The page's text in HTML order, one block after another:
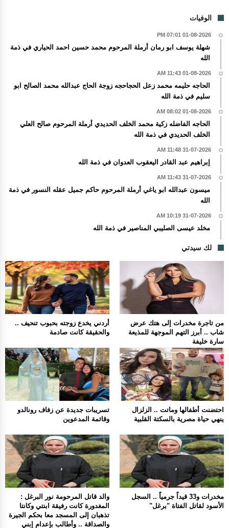
الوفيات
01-08-2026 07:01 PM
شهلة يوسف ابو رمان أرملة المرحوم محمد حسين احمد الحياري في ذمة
الله
01-08-2026 11:43 AM
الحاجه حليمه محمد زعل الحجاحجه زوجة الحاج عبدالله محمد الصالح ابو
سليم في ذمة الله
01-08-2026 08:02 AM
الحاجه الفاضله زكية محمد الخلف الحديدي أرملة المرحوم صالح العلي
الخلف الحديدي في ذمة الله
31-07-2026 11:48 AM
إبراهيم عبد القادر اليعقوب العدوان في ذمة الله
31-07-2026 11:43 AM
ميسون عبدالله ابو ياغي أرملة المرحوم حاكم جميل عقله النسور في ذمة
الله
31-07-2026 10:19 AM
مخلد عيسى الصليبي المناصير في ذمة الله
لك سيدتي
أردني يخدع زوجته بحبوب تنحيف ..
والحقيقة كانت صادمة
من تاجرة مخدرات إلى هتك عرض
شاب .. أبرز التهم الموجهة للمذيعة
سارة خليفة
تسريبات جديدة عن زفاف رونالدو
وقائمة المدعوين
احتضنت أطفالها وماتت .. الزلزال
ينهي حياة مصرية بالسكتة القلبية
والد قاتل المرحومة نور البرغل :
المغدورة كانت رفيقة ابنتي وكانتا
تذهبان إلى المسجد معا بحكم الجيرة
والصداقة .. وأطالب بإعدام إبني
مخدرات و33 قيداً جرمياً .. السجل
الأسود لقاتل الفتاة "برغل"